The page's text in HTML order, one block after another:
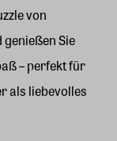
von
genießen Sie
– perfekt für
als liebevolles